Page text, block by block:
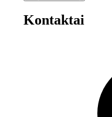
Kontaktai